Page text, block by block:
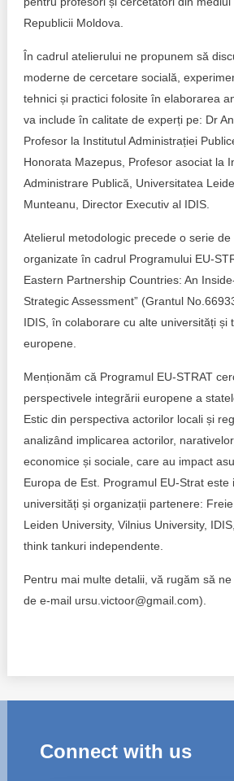
Inițiative în derulare
Manual de proceduri
Note & poziții​
Anunțuri
Consiliul consulativ internațional IDIS
Politici regionale
Laborator sociometric
Transparența guvernării locale
People Watch
Agenda Națională de Business
15 minute de realism economic
Buletin EU-STRAT
Aplică la BUNELE PRACTICI
Transparența întreprinderilor de stat
Moldova
publice-cheie din Moldova
Republicii Moldova.
În cadrul atelierului ne propunem să
moderne de cercetare socială,
tehnici și practici folosite în elaborarea
va include în calitate de experți pe: Dr
Profesor la Institutul Administrației
Honorata Mazepus, Profesor asociat la
Administrare Publică, Universitatea
Munteanu, Director Executiv al IDIS.
Atelierul metodologic precede o serie
organizate în cadrul Programului EU-
Eastern Partnership Countries: An
Strategic Assessment” (Grantul
IDIS, în colaborare cu alte universități și
europene.
Menționăm că Programul EU-STRAT
perspectivele integrării europene a
Estic din perspectiva actorilor locali și
analizând implicarea actorilor,
economice și sociale, care au impact
Europa de Est. Programul EU-Strat este
universități și organizații partenere:
Leiden University, Vilnius University,
think tankuri independente.
Pentru mai multe detalii, vă rugăm să
de e-mail ursu.victoor@gmail.com).
Connect with us